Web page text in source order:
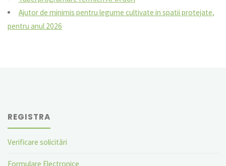
Ajutor de minimis pentru legume cultivate in spatii protejate,
pentru anul 2026
REGISTRA
Verificare solicitări
Formulare Electronice